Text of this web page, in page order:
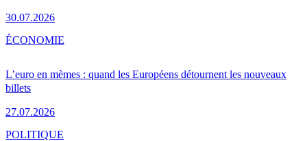
30.07.2026
L’euro en mèmes : quand les Européens détournent les nouveaux
billets
27.07.2026
ÉCONOMIE
POLITIQUE